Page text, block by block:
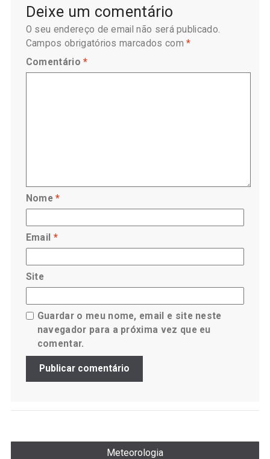
Deixe um comentário
O seu endereço de email não será publicado.
Campos obrigatórios marcados com*
Comentário*
Nome*
Email *
Site
Guardar o meu nome, email e site neste
navegador para a próxima vez que eu
comentar.
Meteorologia